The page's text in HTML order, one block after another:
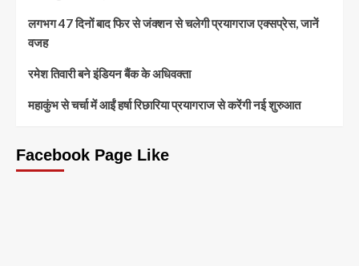
लगभग 47 दिनों बाद फिर से जंक्शन से चलेगी प्रयागराज एक्सप्रेस, जानें
वजह
रमेश तिवारी बने इंडियन बैंक के अधिवक्ता
महाकुंभ से चर्चा में आईं हर्षा रिछारिया प्रयागराज से करेंगी नई शुरुआत
Facebook Page Like